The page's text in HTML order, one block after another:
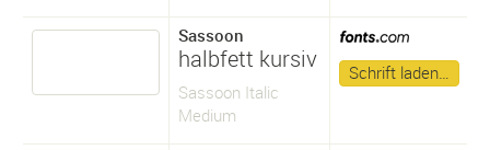
Sassoon
halbfett kursiv
Sassoon Italic
Medium
Schrift laden…